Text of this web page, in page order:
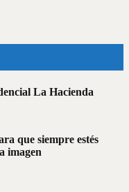
La Hacienda
que siempre estés
imagen